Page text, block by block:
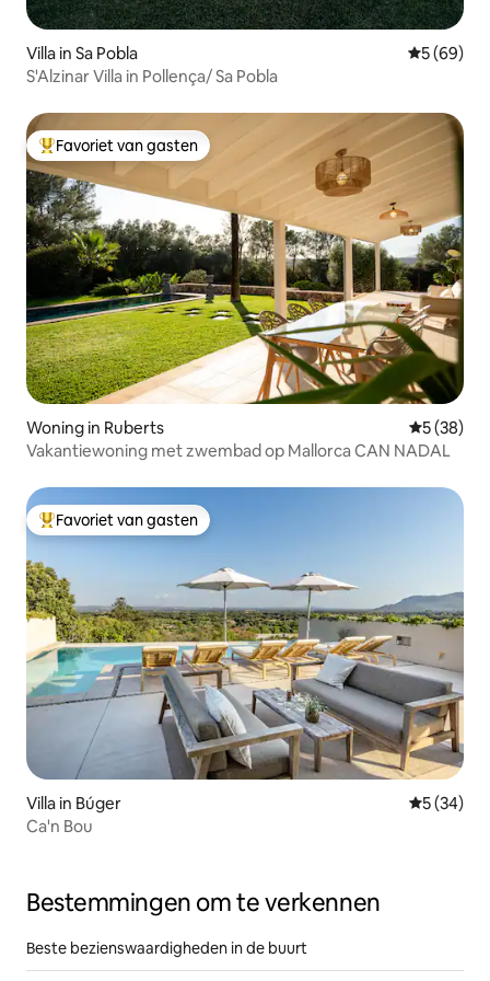
Villa in Sa Pobla
5 (69)
S'Alzinar Villa in Pollença/ Sa Pobla
Topfavoriet van gasten
Favoriet van gasten
Woning in Ruberts
5 (38)
Vakantiewoning met zwembad op Mallorca CAN NADAL
Topfavoriet van gasten
Favoriet van gasten
Villa in Búger
5 (34)
Ca'n Bou
Bestemmingen om te verkennen
Beste bezienswaardigheden in de buurt